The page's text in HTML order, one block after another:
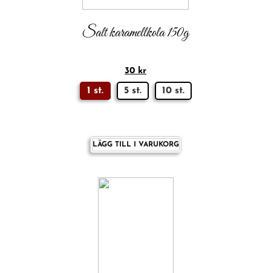
Salt karamellkola 150g
30 kr
1 st. 5 st. 10 st.
LÄGG TILL I VARUKORG